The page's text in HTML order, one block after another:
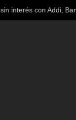
con Addi,